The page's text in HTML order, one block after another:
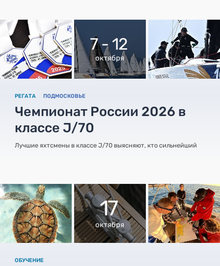
7 - 12
октября
РЕГАТА ПОДМОСКОВЬЕ
Чемпионат России 2026 в
классе J/70
Лучшие яхтсмены в классе J/70 выясняют, кто сильнейший
17
октября
ОБУЧЕНИЕ